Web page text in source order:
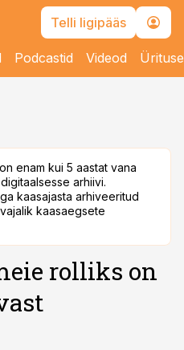
Telli ligipääs
Podcastid Videod
enam kui 5 aastat vana
arhiivi.
kaasajasta arhiveeritud
kaasaegsete
rolliks on